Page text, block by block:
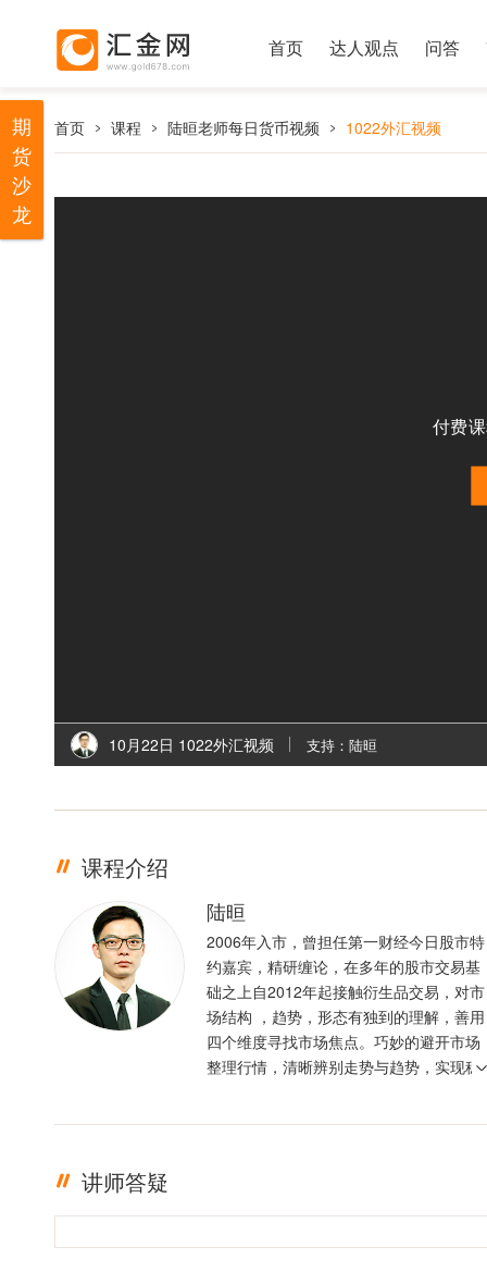
首页 达人观点 问答
首页 课程 陆晅老师每日货币视频 1022外汇视频
付费
10月22日 1022外汇视频 支持：陆晅
课程介绍
陆晅
2006年入市，曾担任第一财经今日股市特
约嘉宾，精研缠论，在多年的股市交易基
础之上自2012年起接触衍生品交易，对市
场结构 ，趋势，形态有独到的理解，善用
四个维度寻找市场焦点。巧妙的避开市场
整理行情，清晰辨别走势与趋势，实现稳
讲师答疑
期
货
沙
龙